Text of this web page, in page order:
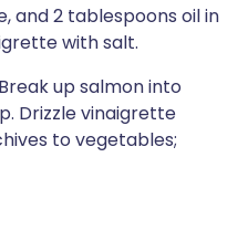
and 2 tablespoons oil in
with salt.
up salmon into
Drizzle vinaigrette
to vegetables;